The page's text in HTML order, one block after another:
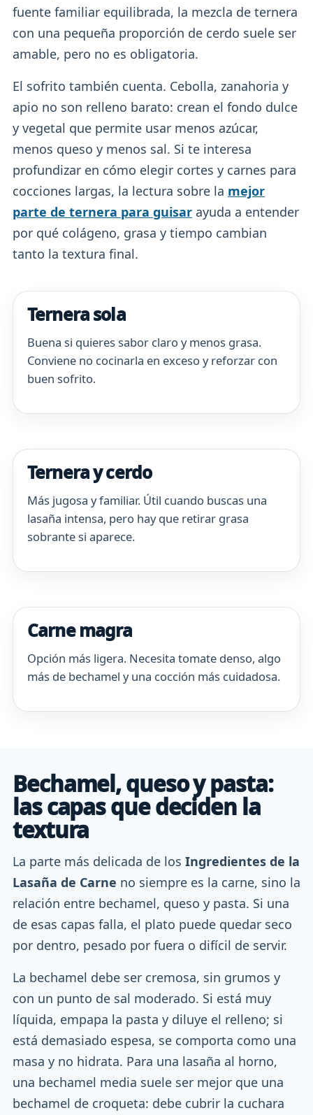
fuente familiar equilibrada, la mezcla de ternera
con una pequeña proporción de cerdo suele ser
amable, pero no es obligatoria.
El sofrito también cuenta. Cebolla, zanahoria y
apio no son relleno barato: crean el fondo dulce
y vegetal que permite usar menos azúcar,
menos queso y menos sal. Si te interesa
profundizar en cómo elegir cortes y carnes para
cocciones largas, la lectura sobre la mejor
parte de ternera para guisar ayuda a entender
por qué colágeno, grasa y tiempo cambian
tanto la textura final.
Ternera sola
Buena si quieres sabor claro y menos grasa.
Conviene no cocinarla en exceso y reforzar con
buen sofrito.
Ternera y cerdo
Más jugosa y familiar. Útil cuando buscas una
lasaña intensa, pero hay que retirar grasa
sobrante si aparece.
Carne magra
Opción más ligera. Necesita tomate denso, algo
más de bechamel y una cocción más cuidadosa.
Bechamel, queso y pasta:
las capas que deciden la
textura
La parte más delicada de los Ingredientes de la
Lasaña de Carne no siempre es la carne, sino la
relación entre bechamel, queso y pasta. Si una
de esas capas falla, el plato puede quedar seco
por dentro, pesado por fuera o difícil de servir.
La bechamel debe ser cremosa, sin grumos y
con un punto de sal moderado. Si está muy
líquida, empapa la pasta y diluye el relleno; si
está demasiado espesa, se comporta como una
masa y no hidrata. Para una lasaña al horno,
una bechamel media suele ser mejor que una
bechamel de croqueta: debe cubrir la cuchara